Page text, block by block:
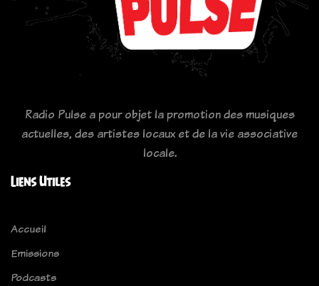
Radio Pulse a pour objet la promotion des musiques
actuelles, des artistes locaux et de la vie associative
locale.
Liens Utiles
Accueil
Emissions
Podcasts